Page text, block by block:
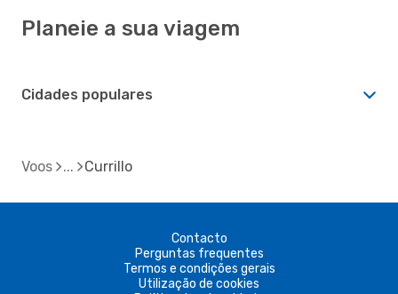
Planeie a sua viagem
Cidades populares
Voos Currillo
Contacto
Perguntas frequentes
Termos e condições gerais
Utilização de cookies